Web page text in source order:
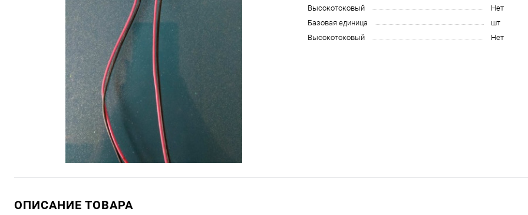
Высокотоковый
Нет
Базовая единица
шт
Высокотоковый
Нет
ОПИСАНИЕ ТОВАРА